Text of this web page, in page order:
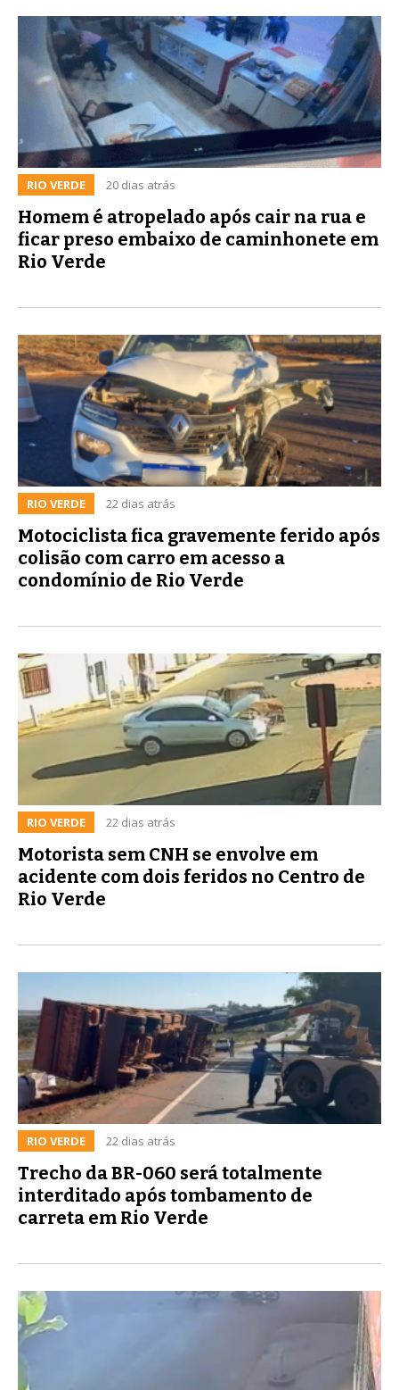
RIO VERDE 20 dias atrás
Homem é atropelado após cair na rua e
ficar preso embaixo de caminhonete em
Rio Verde
RIO VERDE 22 dias atrás
Motociclista fica gravemente ferido após
colisão com carro em acesso a
condomínio de Rio Verde
RIO VERDE 22 dias atrás
Motorista sem CNH se envolve em
acidente com dois feridos no Centro de
Rio Verde
RIO VERDE 22 dias atrás
Trecho da BR-060 será totalmente
interditado após tombamento de
carreta em Rio Verde